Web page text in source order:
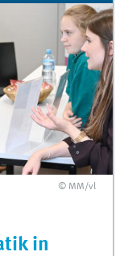
© MM/vl
in